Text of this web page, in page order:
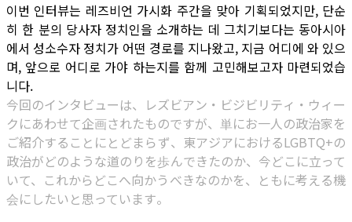
이번 인터뷰는 레즈비언 가시화 주간을 맞아 기획되었지만, 단순
히 한 분의 당사자 정치인을 소개하는 데 그치기보다는 동아시아
에서 성소수자 정치가 어떤 경로를 지나왔고, 지금 어디에 와 있으
며, 앞으로 어디로 가야 하는지를 함께 고민해보고자 마련되었습
니다.
今回のインタビューは、レズビアン・ビジビリティ・ウィー
クにあわせて企画されたものですが、単にお一人の政治家を
ご紹介することにとどまらず、東アジアにおけるLGBTQ+の
政治がどのような道のりを歩んできたのか、今どこに立って
いて、これからどこへ向かうべきなのかを、ともに考える機
会にしたいと思っています。